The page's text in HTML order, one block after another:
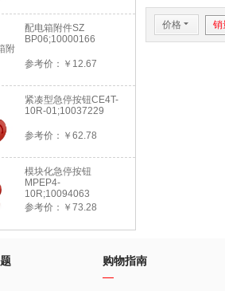
配电箱附件SZ
BP06;10000166
参考价：￥12.67
紧凑型急停按钮CE4T-
10R-01;10037229
参考价：￥62.78
模块化急停按钮
MPEP4-
10R;10094063
参考价：￥73.28
价格 6 销
购物指南